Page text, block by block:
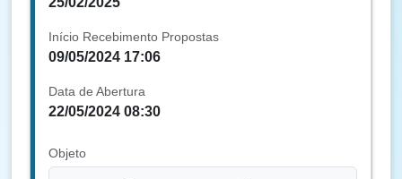
Início Recebimento Propostas
09/05/2024 17:06
Data de Abertura
22/05/2024 08:30
Objeto